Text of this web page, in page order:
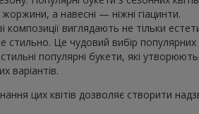
а навесні — ніжні гіацинти.
виглядають не тільки
Це чудовий вибір популярних
популярні букети, які
варіантів.
цих квітів дозволяє створити